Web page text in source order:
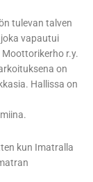
tulevan talven
vapautui
r.y.
on
Hallissa on
kun Imatralla